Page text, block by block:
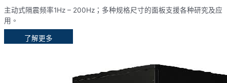
主动式隔震频率1Hz – 200Hz；多种规格尺寸的面板支援各种研究及应
用。
了解更多